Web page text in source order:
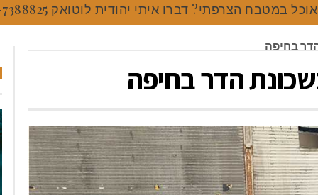
במטבח הצרפתי? דברו איתי יהודית לוטואק 054-7388825.
בחיפה
הדר בחיפה